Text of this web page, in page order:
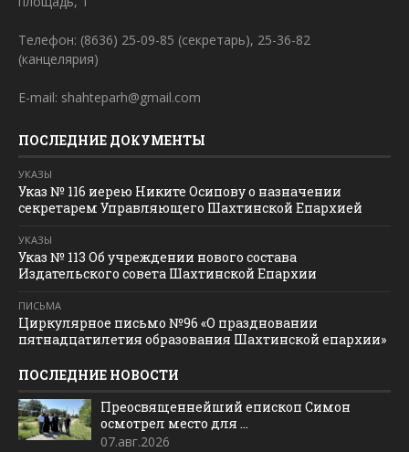
Телефон: (8636) 25-09-85 (секретарь), 25-36-82
(канцелярия)
E-mail: shahteparh@gmail.com
ПОСЛЕДНИЕ ДОКУМЕНТЫ
УКАЗЫ
Указ № 116 иерею Никите Осипову о назначении
секретарем Управляющего Шахтинской Епархией
УКАЗЫ
Указ № 113 Об учреждении нового состава
Издательского совета Шахтинской Епархии
ПИСЬМА
Циркулярное письмо №96 «О праздновании
пятнадцатилетия образования Шахтинской епархии»
ПОСЛЕДНИЕ НОВОСТИ
Преосвященнейший епископ Симон
осмотрел место для ...
07.авг.2026